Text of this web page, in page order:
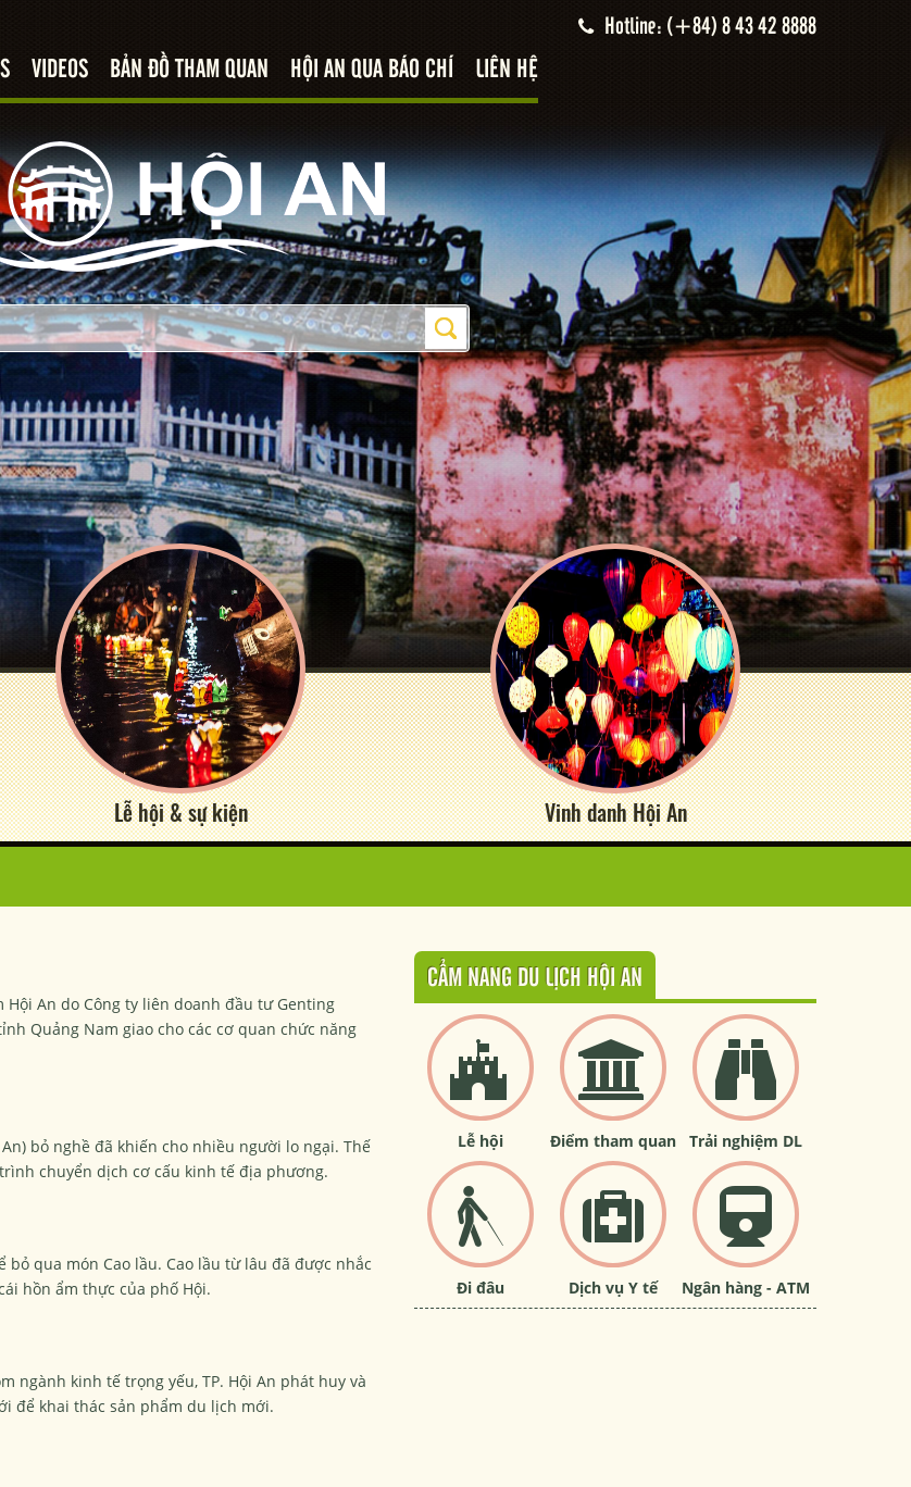
Hotline: (+84) 8 43 42 8888
VIDEOS BẢN ĐỒ THAM QUAN HỘI AN QUA BÁO CHÍ LIÊN HỆ
Lễ hội & sự kiện Vinh danh Hội An
An do Công ty liên doanh đầu tư Genting
Quảng Nam giao cho các cơ quan chức năng
bỏ nghề đã khiến cho nhiều người lo ngại. Thế
chuyển dịch cơ cấu kinh tế địa phương.
qua món Cao lầu. Cao lầu từ lâu đã được nhắc
hồn ẩm thực của phố Hội.
ngành kinh tế trọng yếu, TP. Hội An phát huy và
để khai thác sản phẩm du lịch mới.
CẨM NANG DU LỊCH HỘI AN
Lễ hội Điểm tham quan Trải nghiệm DL
Đi đâu Dịch vụ Y tế Ngân hàng - ATM